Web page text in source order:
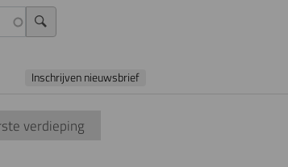
Inschrijven nieuwsbrief
verdieping